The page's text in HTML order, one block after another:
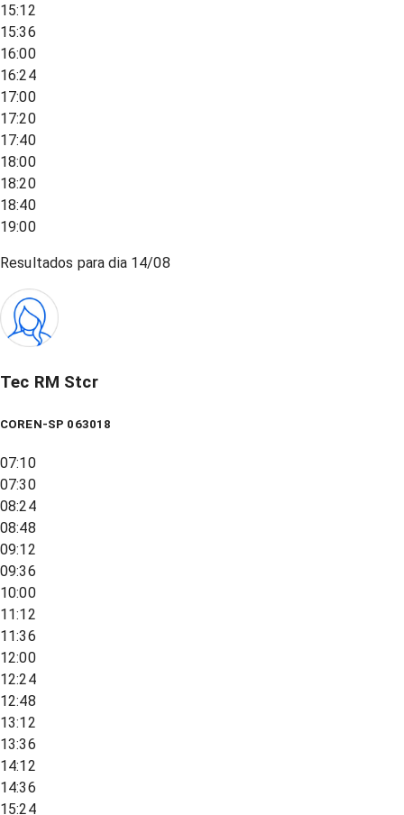
15:12
15:36
16:00
16:24
17:00
17:20
17:40
18:00
18:20
18:40
19:00
Resultados para dia 14/08
Tec RM Stcr
COREN-SP 063018
07:10
07:30
08:24
08:48
09:12
09:36
10:00
11:12
11:36
12:00
12:24
12:48
13:12
13:36
14:12
14:36
15:24